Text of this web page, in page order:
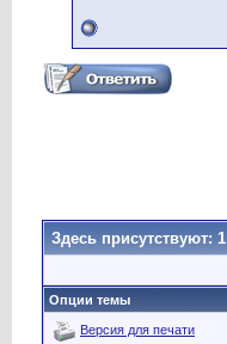
Здесь присутствуют: 1
Опции темы
Версия для печати